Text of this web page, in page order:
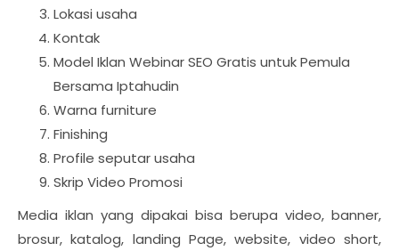
Lokasi usaha
Kontak
Model Iklan Webinar SEO Gratis untuk Pemula
Bersama Iptahudin
Warna furniture
Finishing
Profile seputar usaha
Skrip Video Promosi
Media iklan yang dipakai bisa berupa video, banner,
brosur, katalog, landing Page, website, video short,